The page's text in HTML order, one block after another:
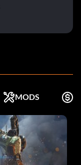
MODS